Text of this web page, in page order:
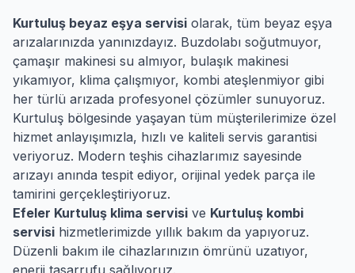
Kurtuluş beyaz eşya servisi olarak, tüm beyaz eşya
arızalarınızda yanınızdayız. Buzdolabı soğutmuyor,
çamaşır makinesi su almıyor, bulaşık makinesi
yıkamıyor, klima çalışmıyor, kombi ateşlenmiyor gibi
her türlü arızada profesyonel çözümler sunuyoruz.
Kurtuluş bölgesinde yaşayan tüm müşterilerimize özel
hizmet anlayışımızla, hızlı ve kaliteli servis garantisi
veriyoruz. Modern teşhis cihazlarımız sayesinde
arızayı anında tespit ediyor, orijinal yedek parça ile
tamirini gerçekleştiriyoruz.
Efeler Kurtuluş klima servisi ve Kurtuluş kombi
servisi hizmetlerimizde yıllık bakım da yapıyoruz.
Düzenli bakım ile cihazlarınızın ömrünü uzatıyor,
enerji tasarrufu sağlıyoruz.